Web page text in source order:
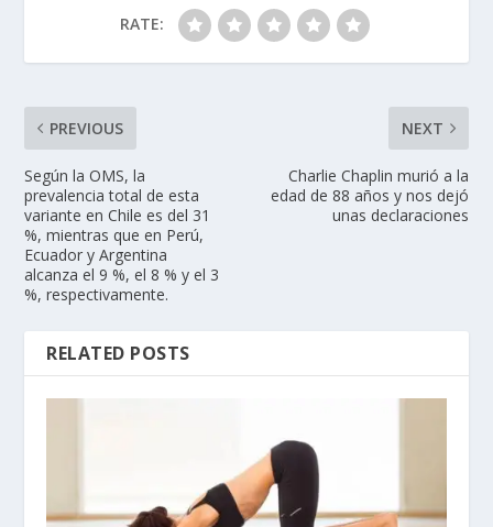
RATE:
PREVIOUS
Según la OMS, la
prevalencia total de esta
variante en Chile es del 31
%, mientras que en Perú,
Ecuador y Argentina
alcanza el 9 %, el 8 % y el 3
%, respectivamente.
NEXT
Charlie Chaplin murió a la
edad de 88 años y nos dejó
unas declaraciones
RELATED POSTS